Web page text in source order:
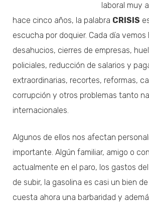
laboral muy
hace cinco años, la palabra CRISIS
escucha por doquier. Cada día vemos
desahucios, cierres de empresas,
policiales, reducción de salarios y
extraordinarias, recortes, reformas,
corrupción y otros problemas tanto
internacionales.
Algunos de ellos nos afectan
importante. Algún familiar, amigo o
actualmente en el paro, los gastos
de subir, la gasolina es casi un bien
cuesta ahora una barbaridad y